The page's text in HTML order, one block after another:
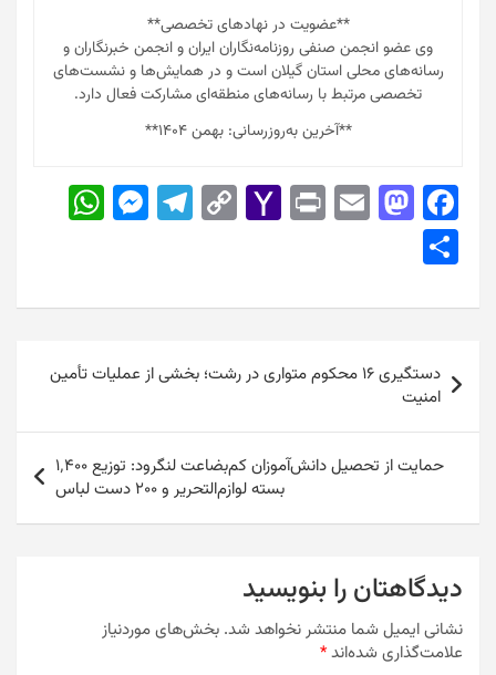
**عضویت در نهادهای تخصصی**
وی عضو انجمن صنفی روزنامه‌نگاران ایران و انجمن خبرنگاران و
رسانه‌های محلی استان گیلان است و در همایش‌ها و نشست‌های
تخصصی مرتبط با رسانه‌های منطقه‌ای مشارکت فعال دارد.
**آخرین به‌روزرسانی: بهمن ۱۴۰۴**
F
a
e
o
o
k
M
a
o
o
E
m
l
Pr
in
Y
a
o
M
l
C
o
y
n
T
el
gr
m
M
e
s
n
er
s
p
ar
e
راهبری
نوشته
دستگیری ۱۶ محکوم متواری در رشت؛ بخشی از عملیات تأمین
امنیت
حمایت از تحصیل دانش‌آموزان کم‌بضاعت لنگرود: توزیع ۱٬۴۰۰
بسته لوازم‌التحریر و ۲۰۰ دست لباس
دیدگاهتان را بنویسید
نشانی ایمیل شما منتشر نخواهد شد. بخش‌های موردنیاز
علامت‌گذاری شده‌اند*